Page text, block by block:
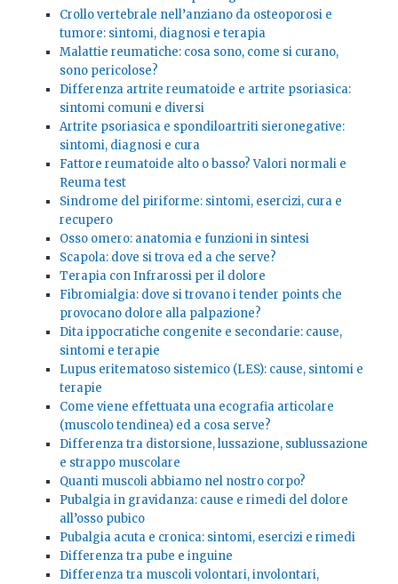
Crollo vertebrale nell’anziano da osteoporosi e
tumore: sintomi, diagnosi e terapia
Malattie reumatiche: cosa sono, come si curano,
sono pericolose?
Differenza artrite reumatoide e artrite psoriasica:
sintomi comuni e diversi
Artrite psoriasica e spondiloartriti sieronegative:
sintomi, diagnosi e cura
Fattore reumatoide alto o basso? Valori normali e
Reuma test
Sindrome del piriforme: sintomi, esercizi, cura e
recupero
Osso omero: anatomia e funzioni in sintesi
Scapola: dove si trova ed a che serve?
Terapia con Infrarossi per il dolore
Fibromialgia: dove si trovano i tender points che
provocano dolore alla palpazione?
Dita ippocratiche congenite e secondarie: cause,
sintomi e terapie
Lupus eritematoso sistemico (LES): cause, sintomi e
terapie
Come viene effettuata una ecografia articolare
(muscolo tendinea) ed a cosa serve?
Differenza tra distorsione, lussazione, sublussazione
e strappo muscolare
Quanti muscoli abbiamo nel nostro corpo?
Pubalgia in gravidanza: cause e rimedi del dolore
all’osso pubico
Pubalgia acuta e cronica: sintomi, esercizi e rimedi
Differenza tra pube e inguine
Differenza tra muscoli volontari, involontari,